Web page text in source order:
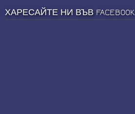
ХАРЕСАЙТЕ НИ ВЪВ FACEBOOK